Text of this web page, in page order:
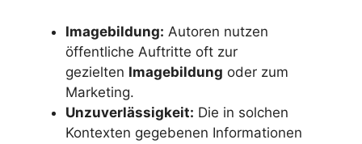
Imagebildung: Autoren nutzen
öffentliche Auftritte oft zur
gezielten Imagebildung oder zum
Marketing.
Unzuverlässigkeit: Die in solchen
Kontexten gegebenen Informationen